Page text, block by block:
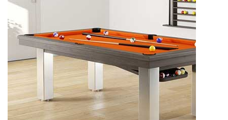
BABY FOOT RS BARCELONA_3
6 169,00 €